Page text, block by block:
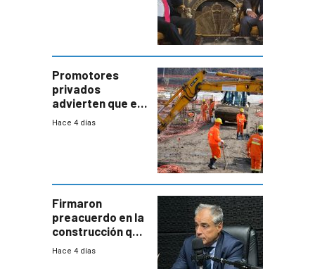
enorme
potencial
Promotores
privados
advierten que el
nuevo convenio
a revisar
proyectos
Hace 4 días
Firmaron
preacuerdo en la
construcción que
comprende
Hace 4 días